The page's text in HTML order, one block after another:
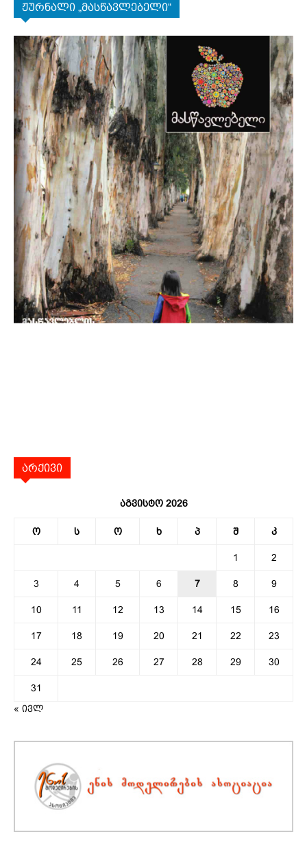
ჟურნალი „მასწავლებელი“
არქივი
აგვისტო 2026
ო ს ო ხ პ შ კ
1 2
3 4 5 6 7 8 9
10 11 12 13 14 15 16
17 18 19 20 21 22 23
24 25 26 27 28 29 30
31
« ივლ